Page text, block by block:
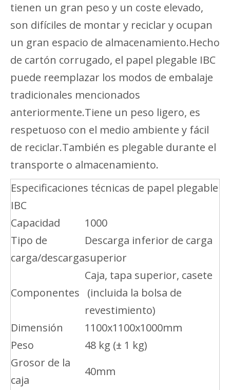
tienen un gran peso y un coste elevado,
son difíciles de montar y reciclar y ocupan
un gran espacio de almacenamiento.Hecho
de cartón corrugado, el papel plegable IBC
puede reemplazar los modos de embalaje
tradicionales mencionados
anteriormente.Tiene un peso ligero, es
respetuoso con el medio ambiente y fácil
de reciclar.También es plegable durante el
transporte o almacenamiento.
Especificaciones técnicas de papel plegable
IBC
Capacidad
1000
Tipo de
carga/descarga
Descarga inferior de carga
superior
Componentes
Caja, tapa superior, casete
(incluida la bolsa de
revestimiento)
Dimensión
1100x1100x1000mm
Peso
48 kg (± 1 kg)
Grosor de la
caja
40mm